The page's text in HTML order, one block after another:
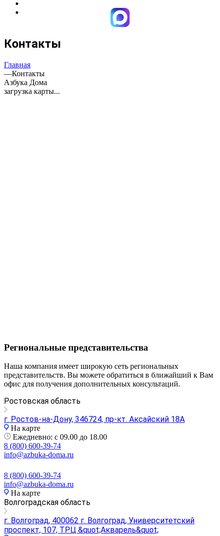
Контакты
Главная
—Контакты
Азбука Дома
загрузка карты...
Региональные представительства
Наша компания имеет широкую сеть региональных
представительств. Вы можете обратиться в ближайший к Вам
офис для получения дополнительных консультаций.
Ростовская область
г. Ростов-на-Дону, 346724, пр-кт. Аксайский 18А
На карте
Ежедневно: с 09.00 до 18.00
8 (800) 600-39-74
info@azbuka-doma.ru
8 (800) 600-39-74
info@azbuka-doma.ru
На карте
Волгоградская область
г. Волгоград, 400062 г. Волгоград, Университетский
проспект, 107, ТРЦ &quot;Акварель&quot;